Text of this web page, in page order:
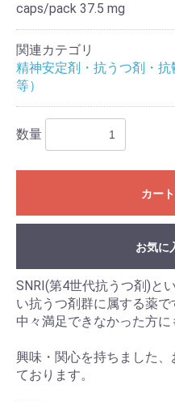
caps/pack 37.5 mg
関連カテゴリ
精神安定剤・抗うつ剤・
等）
数量
カー
お気に
SNRI(第4世代抗うつ剤)と
い抗うつ剤群に属する薬
中々満足できなかった方に
興味・関心を持ちました
ております。